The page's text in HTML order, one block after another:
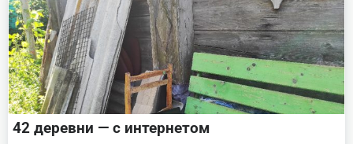
42 деревни — с интернетом